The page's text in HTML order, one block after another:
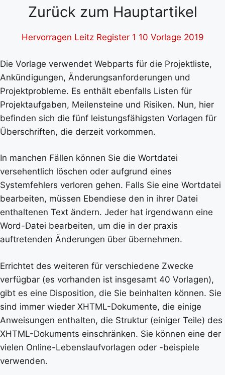
Zurück zum Hauptartikel
Hervorragen Leitz Register 1 10 Vorlage 2019
Die Vorlage verwendet Webparts für die Projektliste,
Ankündigungen, Änderungsanforderungen und
Projektprobleme. Es enthält ebenfalls Listen für
Projektaufgaben, Meilensteine und Risiken. Nun, hier
befinden sich die fünf leistungsfähigsten Vorlagen für
Überschriften, die derzeit vorkommen.
In manchen Fällen können Sie die Wortdatei
versehentlich löschen oder aufgrund eines
Systemfehlers verloren gehen. Falls Sie eine Wortdatei
bearbeiten, müssen Ebendiese den in ihrer Datei
enthaltenen Text ändern. Jeder hat irgendwann eine
Word-Datei bearbeiten, um die in der praxis
auftretenden Änderungen über übernehmen.
Errichtet des weiteren für verschiedene Zwecke
verfügbar (es vorhanden ist insgesamt 40 Vorlagen),
gibt es eine Disposition, die Sie beinhalten können. Sie
sind immer wieder XHTML-Dokumente, die einige
Anweisungen enthalten, die Struktur (einiger Teile) des
XHTML-Dokuments einschränken. Sie können eine der
vielen Online-Lebenslaufvorlagen oder -beispiele
verwenden.